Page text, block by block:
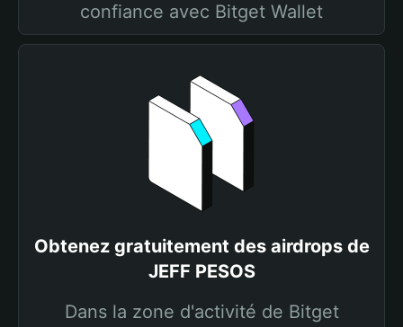
confiance avec Bitget Wallet
Obtenez gratuitement des airdrops de
JEFF PESOS
Dans la zone d'activité de Bitget